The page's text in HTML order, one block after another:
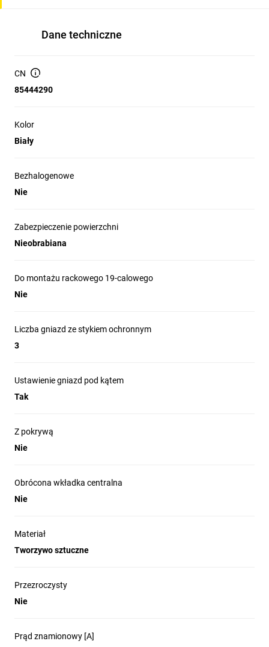
Dane techniczne
CN
85444290
Kolor
Biały
Bezhalogenowe
Nie
Zabezpieczenie powierzchni
Nieobrabiana
Do montażu rackowego 19-calowego
Nie
Liczba gniazd ze stykiem ochronnym
3
Ustawienie gniazd pod kątem
Tak
Z pokrywą
Nie
Obrócona wkładka centralna
Nie
Materiał
Tworzywo sztuczne
Przezroczysty
Nie
Prąd znamionowy [A]